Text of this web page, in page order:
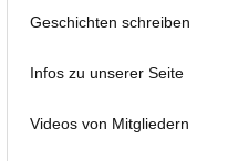
Geschichten schreiben
Infos zu unserer Seite
Videos von Mitgliedern